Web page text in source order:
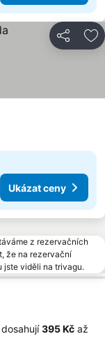
Sdílet
Ukázat ceny
z rezervačních
že na rezervační
jste viděli na trivagu.
‎395 Kč až